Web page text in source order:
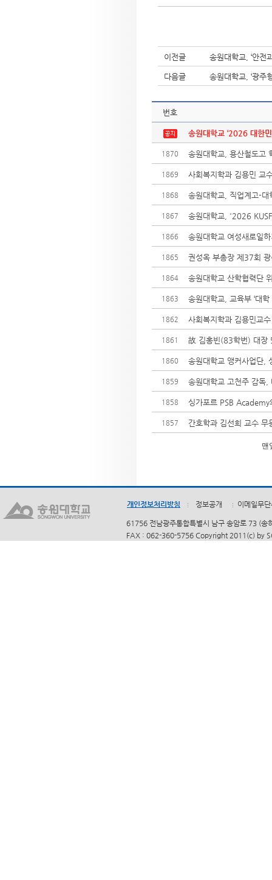
이전글 송원대학교, ‘안전
다음글 송원대학교, ‘광주
번호
송원대학교 ‘2026 대한
1870 송원대학교, 용산철도고
1869 사회복지학과 김용민 교
1868 송원대학교, 직업계고-
1867 송원대학교, '2026
1866 송원대학교 여성새로일
1865 권성옥 부총장 제37회
1864 송원대학교 산학협력단
1863 송원대학교, 교육부 ‘대
1862 사회복지학과 김용민교
1861 故 김홍빈(83학번) 대장
1860 송원대학교 앵커사업단,
1859 송원대학교 고천주 감독,
1858 싱가포르 PSB
1857 간호학과 김선희 교수 무
맨
개인정보처리방침 정보공개 이메일무
61756 전남광주통합특별시 남구 송암로 73 (
FAX : 062-360-5756 Copyright 2011(c) by